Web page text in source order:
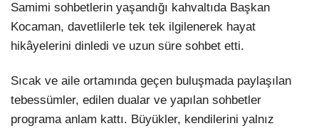
Samimi sohbetlerin yaşandığı kahvaltıda Başkan
Kocaman, davetlilerle tek tek ilgilenerek hayat
hikâyelerini dinledi ve uzun süre sohbet etti.
Sıcak ve aile ortamında geçen buluşmada paylaşılan
tebessümler, edilen dualar ve yapılan sohbetler
programa anlam kattı. Büyükler, kendilerini yalnız